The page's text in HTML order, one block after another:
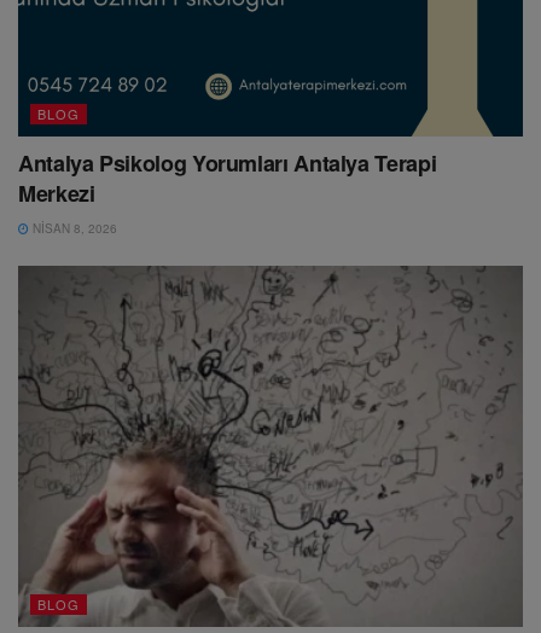
BLOG
Antalya Psikolog Yorumları Antalya Terapi
Merkezi
NISAN 8, 2026
BLOG